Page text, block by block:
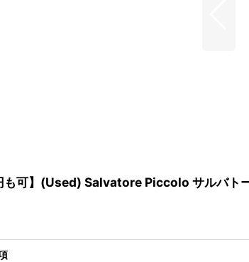
も可】(Used) Salvatore Piccolo サルバ